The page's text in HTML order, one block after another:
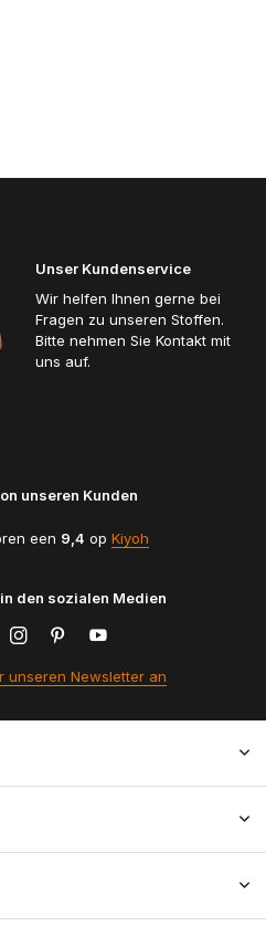
Unser Kundenservice
Wir helfen Ihnen gerne bei
Fragen zu unseren Stoffen.
Bitte nehmen Sie Kontakt mit
uns auf.
unseren Kunden
een 9,4 op Kiyoh
den sozialen Medien
unseren Newsletter an